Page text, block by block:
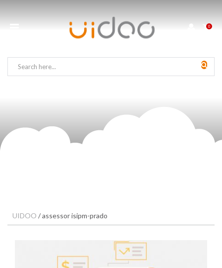
0
UIDOO /assessor isipm-prado